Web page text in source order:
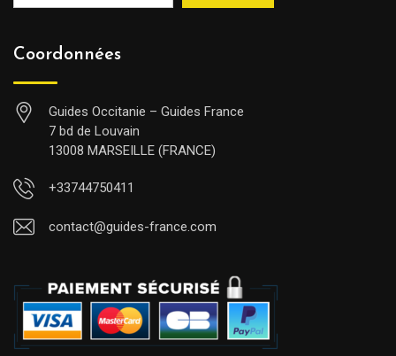
Coordonnées
Guides Occitanie – Guides France
7 bd de Louvain
13008 MARSEILLE (FRANCE)
+33744750411
contact@guides-france.com